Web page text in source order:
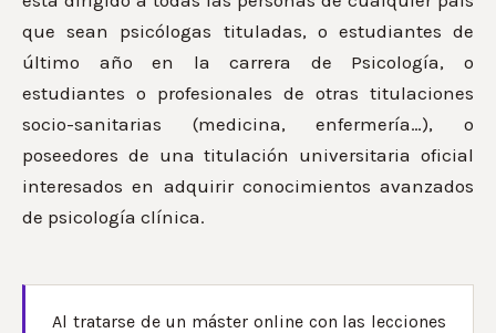
que sean psicólogas tituladas, o estudiantes de
último año en la carrera de Psicología, o
estudiantes o profesionales de otras titulaciones
socio-sanitarias (medicina, enfermería…), o
poseedores de una titulación universitaria oficial
interesados en adquirir conocimientos avanzados
de psicología clínica.
Al tratarse de un máster online con las lecciones